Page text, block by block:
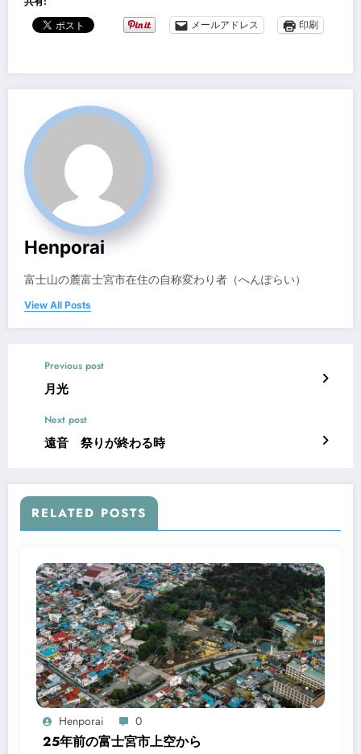
メールアドレス 印刷
Henporai
富士山の麓富士宮市在住の自称変わり者（へんぽらい）
View All Posts
Previous post
月光
Next post
遠音 祭りが終わる時
RELATED POSTS
Henporai 0
25年前の富士宮市上空から